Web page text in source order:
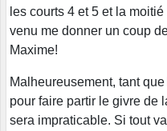
les courts 4 et 5 et la
venu me donner un coup
Maxime!
Malheureusement, tant
pour faire partir le givre de
sera impraticable. Si tout